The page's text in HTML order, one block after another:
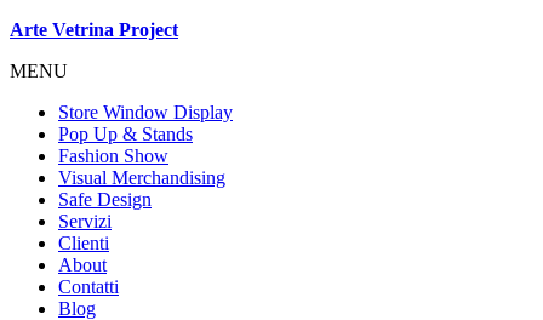
Arte Vetrina Project
MENU
Store Window Display
Pop Up & Stands
Fashion Show
Visual Merchandising
Safe Design
Servizi
Clienti
About
Contatti
Blog